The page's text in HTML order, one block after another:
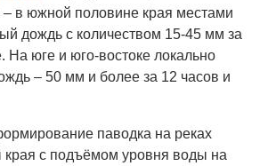
в южной половине края местами
дождь с количеством 15-45 мм за
На юге и юго-востоке локально
– 50 мм и более за 12 часов и
паводка на реках
с подъёмом уровня воды на